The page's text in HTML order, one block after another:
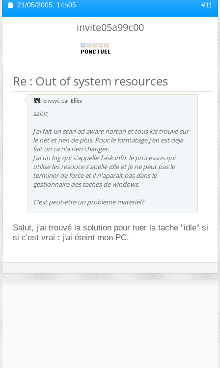
21/05/2005, 14h05 #11
invite05a99c00
Re : Out of system resources
Envoyé par Eliès
salut,
J'ai fait un scan ad aware norton et tous kis trouve sur
le net et rien de plus. Pour le formatage j'en est deja
fait un ca n'a rien changer.
J'ai un log qui s'appelle Task info. le processus qui
utilise les resouce s'apelle idle et je ne peut pas le
terminer de force et il n'aparait pas dans le
gestionnaire des taches de windows.
C'est peut-etre un probleme materiel?
Salut, j'ai trouvé la solution pour tuer la tache "idle" si
si c'est vrai : j'ai éteint mon PC.